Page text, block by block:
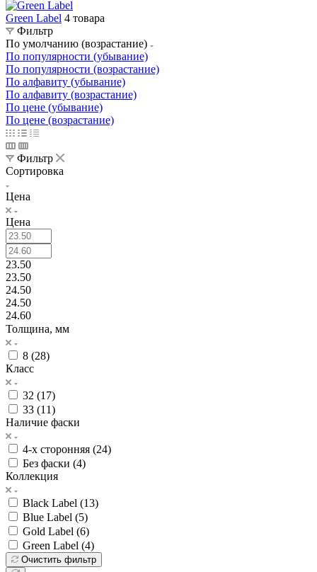
Green Label 4 товара
Фильтр
По умолчанию (возрастание)
По популярности (убывание)
По популярности (возрастание)
По алфавиту (убывание)
По алфавиту (возрастание)
По цене (убывание)
По цене (возрастание)
Фильтр
Сортировка
Цена
Цена
23.50
23.50
24.50
24.50
24.60
Толщина, мм
8 (28)
Класс
32 (17)
33 (11)
Наличие фаски
4-х сторонняя (24)
Без фаски (4)
Коллекция
Black Label (13)
Blue Label (5)
Gold Label (6)
Green Label (4)
Очистить фильтр